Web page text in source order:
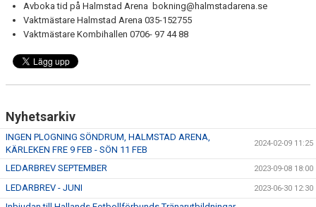
Avboka tid på Halmstad Arena bokning@halmstadarena.se
Vaktmästare Halmstad Arena 035-152755
Vaktmästare Kombihallen 0706- 97 44 88
Nyhetsarkiv
INGEN PLOGNING SÖNDRUM, HALMSTAD ARENA,
KÄRLEKEN FRE 9 FEB - SÖN 11 FEB
2024-02-09 11:25
LEDARBREV SEPTEMBER 2023-09-08 18:00
LEDARBREV - JUNI 2023-06-30 12:30